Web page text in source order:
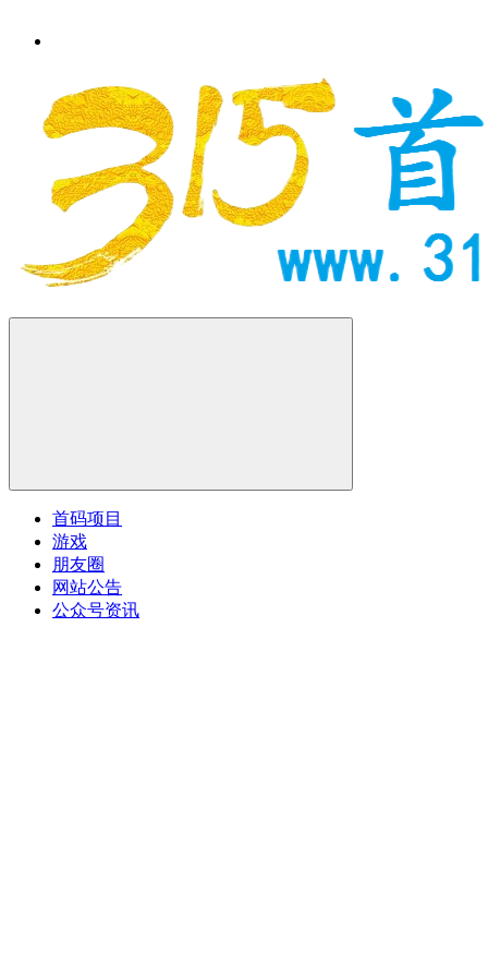
首码项目
游戏
朋友圈
网站公告
公众号资讯